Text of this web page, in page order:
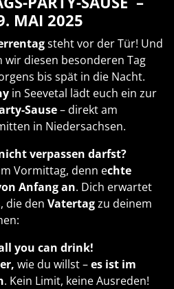
MAI 2025
steht vor der Tür! Und
wir diesen besonderen Tag
bis spät in die Nacht.
in Seevetal lädt euch ein zur
Sause– direkt am
in Niedersachsen.
verpassen darfst?
Vormittag, denn echte
Anfang an. Dich erwartet
die den Vatertagzu deinem
you can drink!
wie du willst –es ist im
. Kein Limit, keine Ausreden!